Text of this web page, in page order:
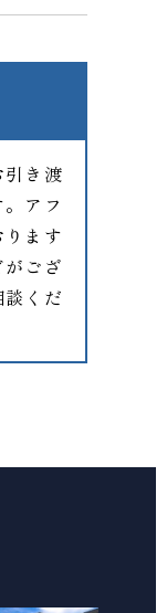
き渡
アフ
ます
ござ
くだ